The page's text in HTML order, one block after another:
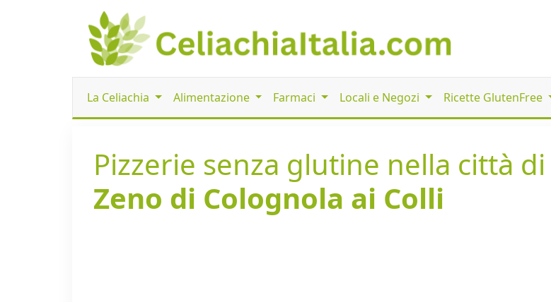
La Celiachia Alimentazione Farmaci Locali e Negozi Ricette GlutenFree
Pizzerie senza glutine nella città di
Zeno di Colognola ai Colli